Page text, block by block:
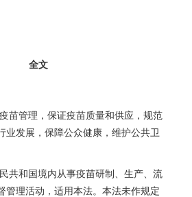
全文
苗管理，保证疫苗质量和供应，规范
业发展，保障公众健康，维护公共卫
共和国境内从事疫苗研制、生产、流
管理活动，适用本法。本法未作规定